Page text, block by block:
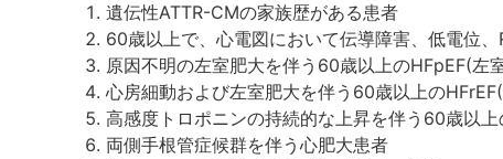
遺伝性ATTR-CMの家族歴がある患者
60歳以上で、心電図において伝導障害、低電位
原因不明の左室肥大を伴う60歳以上のHFpEF(左
心房細動および左室肥大を伴う60歳以上の
高感度トロポニンの持続的な上昇を伴う60歳以
両側手根管症候群を伴う心肥大患者